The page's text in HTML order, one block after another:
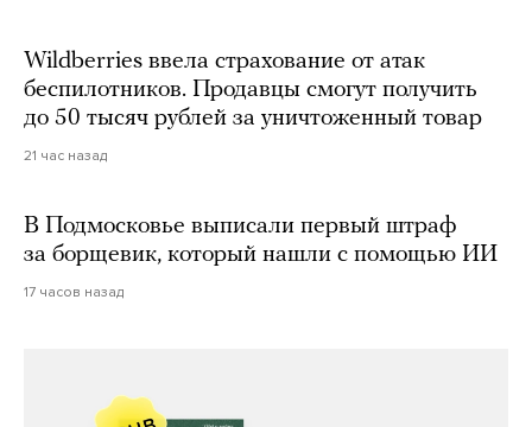
Wildberries ввела страхование от атак
беспилотников. Продавцы смогут получить
до 50 тысяч рублей за уничтоженный товар
21 час назад
В Подмосковье выписали первый штраф
за борщевик, который нашли с помощью ИИ
17 часов назад